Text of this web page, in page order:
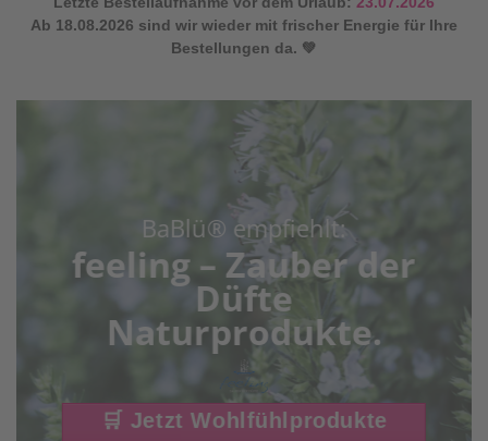
Ab 18.08.2026 sind wir wieder mit frischer Energie für Ihre
Bestellungen da. 💚
BaBlü® empfiehlt:
feeling – Zauber der
Düfte
Naturprodukte.
🛒 Jetzt Wohlfühlprodukte